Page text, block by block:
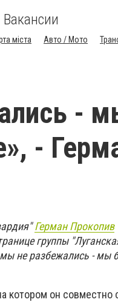
Вакансии
міста Авто / Мото
-
-
Герман Прокопив
группы
мы не разбежались - мы
котором он совместно